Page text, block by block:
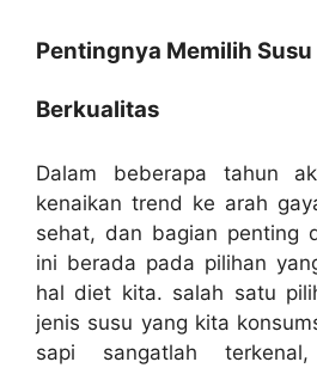
Pentingnya Memilih Susu
Berkualitas
Dalam beberapa tahun
kenaikan trend ke arah
sehat, dan bagian penting
ini berada pada pilihan
hal diet kita. salah satu
jenis susu yang kita
sapi sangatlah